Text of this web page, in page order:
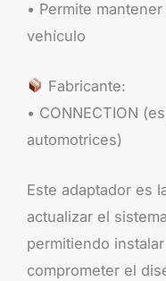
• Permite
vehículo
Fabricante:
• CONNECTION
automotrices)
Este adaptador es
actualizar el
permitiendo
comprometer el